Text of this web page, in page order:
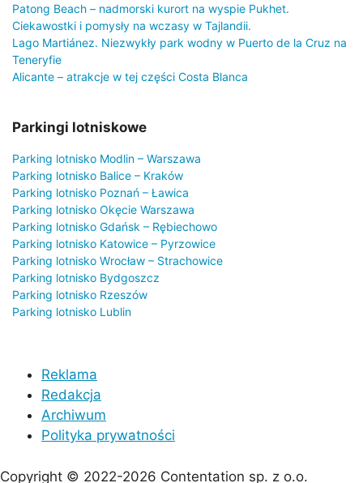
Patong Beach – nadmorski kurort na wyspie Pukhet.
Ciekawostki i pomysły na wczasy w Tajlandii.
Lago Martiánez. Niezwykły park wodny w Puerto de la Cruz na
Teneryfie
Alicante – atrakcje w tej części Costa Blanca
Parkingi lotniskowe
Parking lotnisko Modlin – Warszawa
Parking lotnisko Balice – Kraków
Parking lotnisko Poznań – Ławica
Parking lotnisko Okęcie Warszawa
Parking lotnisko Gdańsk – Rębiechowo
Parking lotnisko Katowice – Pyrzowice
Parking lotnisko Wrocław – Strachowice
Parking lotnisko Bydgoszcz
Parking lotnisko Rzeszów
Parking lotnisko Lublin
Reklama
Redakcja
Archiwum
Polityka prywatności
Copyright © 2022-2026 Contentation sp. z o.o.